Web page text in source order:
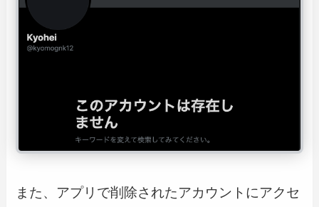
また、アプリで削除されたアカウントにアクセ